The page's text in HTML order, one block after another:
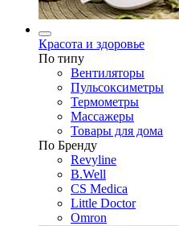
Красота и здоровье
По типу
Вентиляторы
Пульсоксиметры
Термометры
Массажеры
Товары для дома
По Бренду
Revyline
B.Well
CS Medica
Little Doctor
Omron